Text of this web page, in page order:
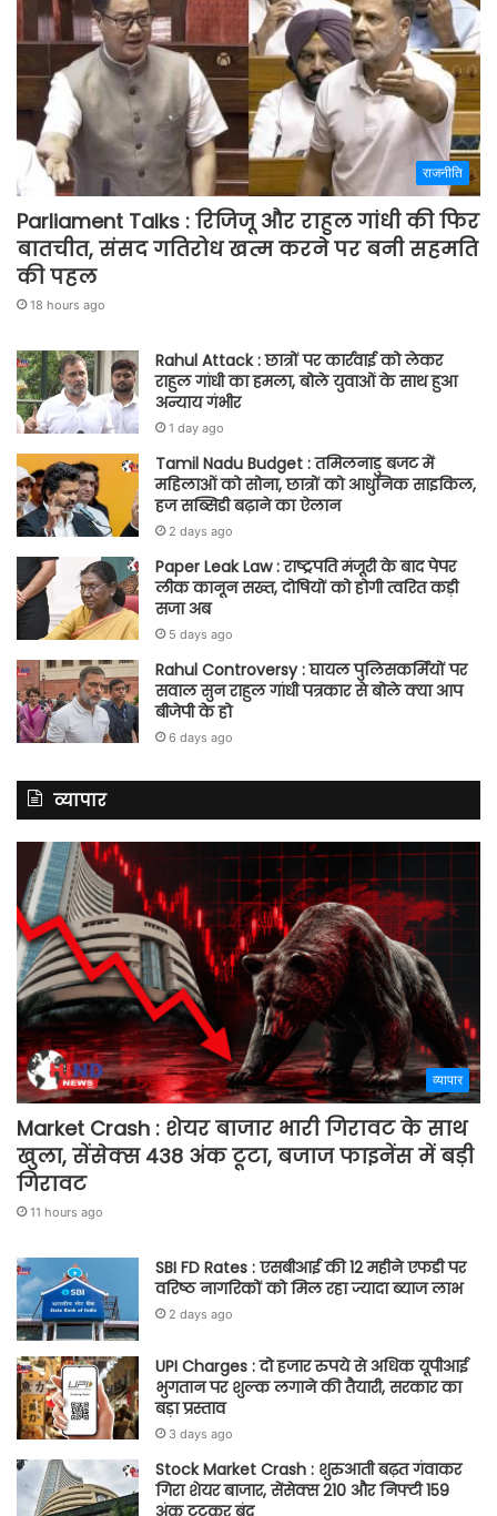
राजनीति
Parliament Talks : रिजिजू और राहुल गांधी की फिर
बातचीत, संसद गतिरोध खत्म करने पर बनी सहमति
की पहल
18 hours ago
Rahul Attack : छात्रों पर कार्रवाई को लेकर
राहुल गांधी का हमला, बोले युवाओं के साथ हुआ
अन्याय गंभीर
1 day ago
Tamil Nadu Budget : तमिलनाडु बजट में
महिलाओं को सोना, छात्रों को आधुनिक साइकिल,
हज सब्सिडी बढ़ाने का ऐलान
2 days ago
Paper Leak Law : राष्ट्रपति मंजूरी के बाद पेपर
लीक कानून सख्त, दोषियों को होगी त्वरित कड़ी
सजा अब
5 days ago
Rahul Controversy : घायल पुलिसकर्मियों पर
सवाल सुन राहुल गांधी पत्रकार से बोले क्या आप
बीजेपी के हो
6 days ago
व्यापार
व्यापार
Market Crash : शेयर बाजार भारी गिरावट के साथ
खुला, सेंसेक्स 438 अंक टूटा, बजाज फाइनेंस में बड़ी
गिरावट
11 hours ago
SBI FD Rates : एसबीआई की 12 महीने एफडी पर
वरिष्ठ नागरिकों को मिल रहा ज्यादा ब्याज लाभ
2 days ago
UPI Charges : दो हजार रुपये से अधिक यूपीआई
भुगतान पर शुल्क लगाने की तैयारी, सरकार का
बड़ा प्रस्ताव
3 days ago
Stock Market Crash : शुरुआती बढ़त गंवाकर
गिरा शेयर बाजार, सेंसेक्स 210 और निफ्टी 159
अंक टूटकर बंद